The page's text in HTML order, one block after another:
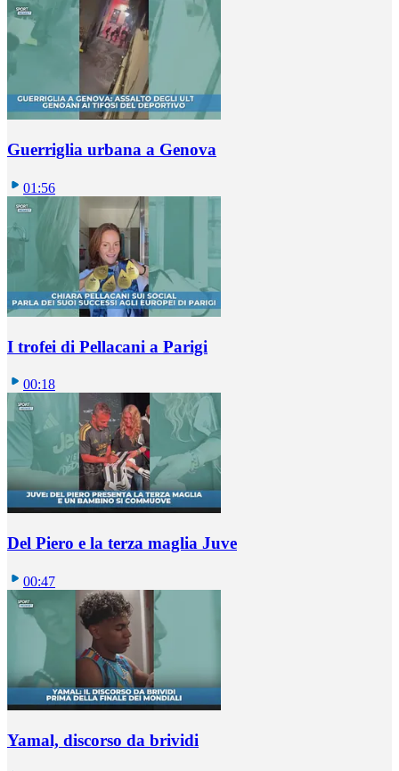
Guerriglia urbana a Genova
01:56
I trofei di Pellacani a Parigi
00:18
Del Piero e la terza maglia Juve
00:47
Yamal, discorso da brividi